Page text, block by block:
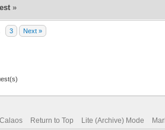
»
3 Next »
Calaos Return to Top Lite (Archive) Mode